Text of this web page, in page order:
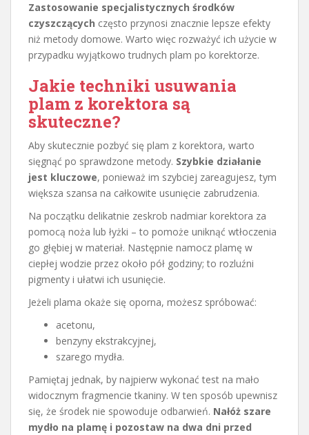
Zastosowanie specjalistycznych środków
czyszczących często przynosi znacznie lepsze efekty
niż metody domowe. Warto więc rozważyć ich użycie w
przypadku wyjątkowo trudnych plam po korektorze.
Jakie techniki usuwania
plam z korektora są
skuteczne?
Aby skutecznie pozbyć się plam z korektora, warto
sięgnąć po sprawdzone metody. Szybkie działanie
jest kluczowe, ponieważ im szybciej zareagujesz, tym
większa szansa na całkowite usunięcie zabrudzenia.
Na początku delikatnie zeskrob nadmiar korektora za
pomocą noża lub łyżki – to pomoże uniknąć wtłoczenia
go głębiej w materiał. Następnie namocz plamę w
ciepłej wodzie przez około pół godziny; to rozluźni
pigmenty i ułatwi ich usunięcie.
Jeżeli plama okaże się oporna, możesz spróbować:
acetonu,
benzyny ekstrakcyjnej,
szarego mydła.
Pamiętaj jednak, by najpierw wykonać test na mało
widocznym fragmencie tkaniny. W ten sposób upewnisz
się, że środek nie spowoduje odbarwień. Nałóż szare
mydło na plamę i pozostaw na dwa dni przed